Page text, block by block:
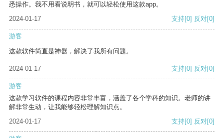
悉操作。我不用看说明书，就可以轻松使用这款app。
2024-01-17
支持[0] 反对[0]
游客
这款软件简直是神器，解决了我所有问题。
2024-01-17 支持[0] 反对[0]
游客
这款学习软件的课程内容非常丰富，涵盖了各个学科的知识。老师的讲
解非常生动，让我能够轻松理解知识点。
2024-01-17
支持[0] 反对[0]